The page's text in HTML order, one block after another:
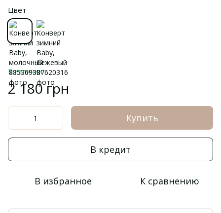
Цвет
В наличии
2 180 грн
Купить
В кредит
В избранное К сравнению